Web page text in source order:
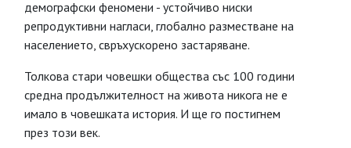
демографски феномени - устойчиво ниски
репродуктивни нагласи, глобално разместване на
населението, свръхускорено застаряване.
Толкова стари човешки общества със 100 години
средна продължителност на живота никога не е
имало в човешката история. И ще го постигнем
през този век.